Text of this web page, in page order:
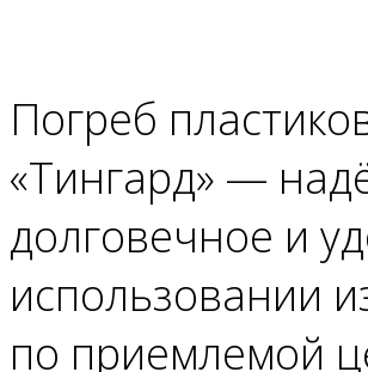
Погреб
«Тингард» —
долговечное и
использовании
по приемлемой